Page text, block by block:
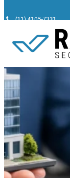
(11) 4105-7331